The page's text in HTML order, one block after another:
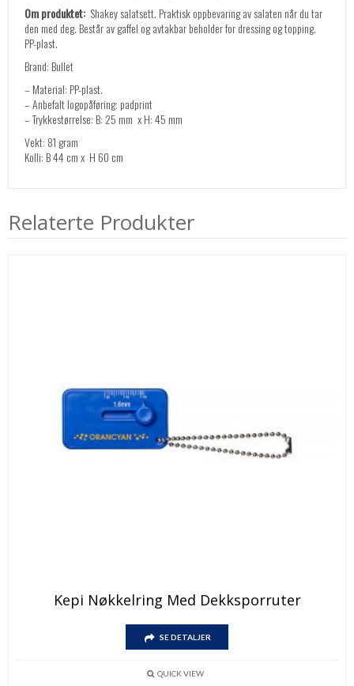
Om produktet: Shakey salatsett. Praktisk oppbevaring av salaten når du tar
den med deg. Består av gaffel og avtakbar beholder for dressing og topping.
PP-plast.
Brand: Bullet
– Material: PP-plast.
– Anbefalt logopåføring: padprint
– Trykkestørrelse: B: 25 mm x H: 45 mm
Vekt: 81 gram
Kolli: B 44 cm x H 60 cm
Relaterte Produkter
Dette
produktet
flere
varianter.
kan
Kepi Nøkkelring Med Dekksporruter
Dette
produktet
flere
SE DETALJER
QUICK VIEW